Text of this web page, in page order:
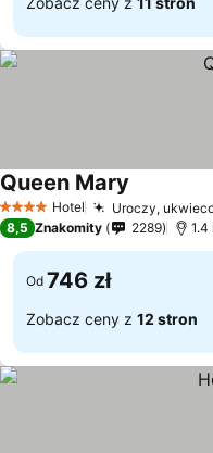
4 KategoriaHotel Uroczy,
Queen Mary
8,5 Znakomity 2289 1.4
Od 746 zł
Zobacz ceny z 12 stron